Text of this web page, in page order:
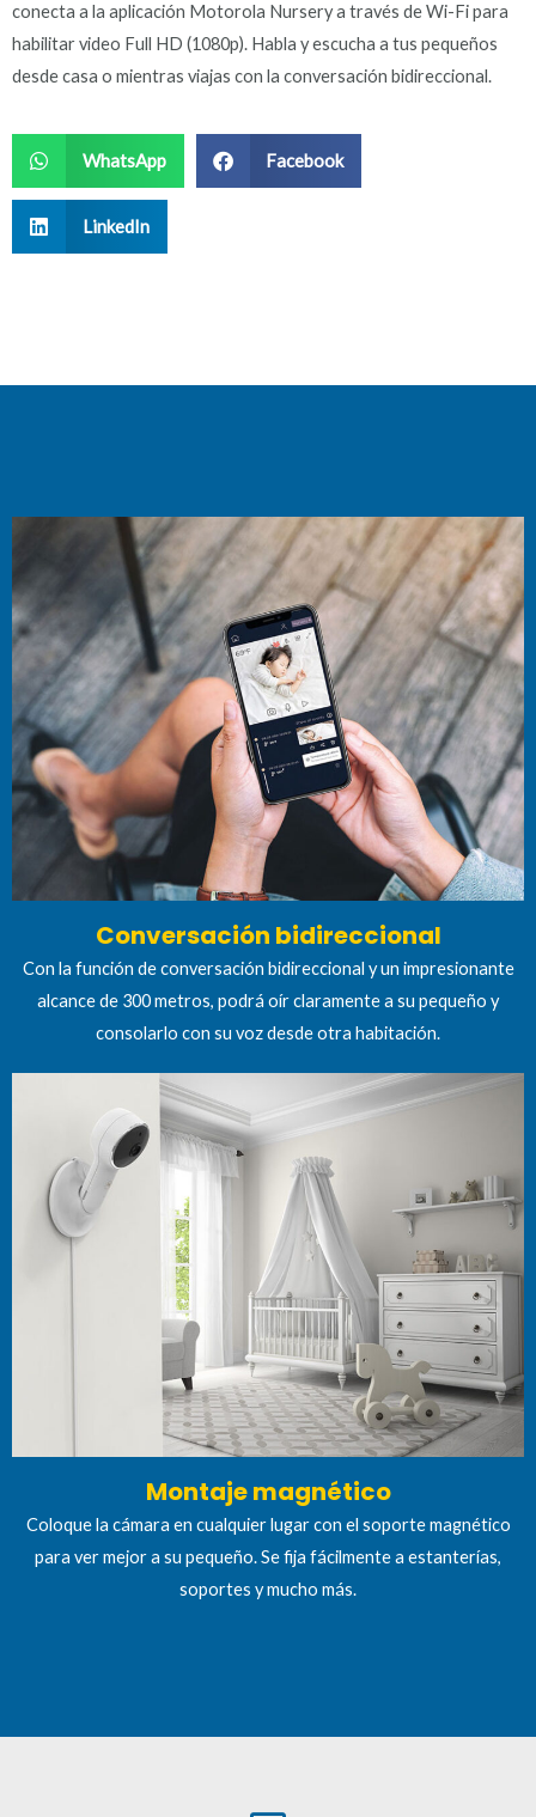
conecta a la aplicación Motorola Nursery a través de Wi-Fi para
habilitar video Full HD (1080p). Habla y escucha a tus pequeños
desde casa o mientras viajas con la conversación bidireccional.
WhatsApp Facebook
LinkedIn
Conversación bidireccional
Con la función de conversación bidireccional y un impresionante
alcance de 300 metros, podrá oír claramente a su pequeño y
consolarlo con su voz desde otra habitación.
Montaje magnético
Coloque la cámara en cualquier lugar con el soporte magnético
para ver mejor a su pequeño. Se fija fácilmente a estanterías,
soportes y mucho más.